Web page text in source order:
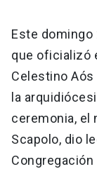
Este domingo
que oficializó
Celestino
la
ceremonia, el
Scapolo, dio
Congregación